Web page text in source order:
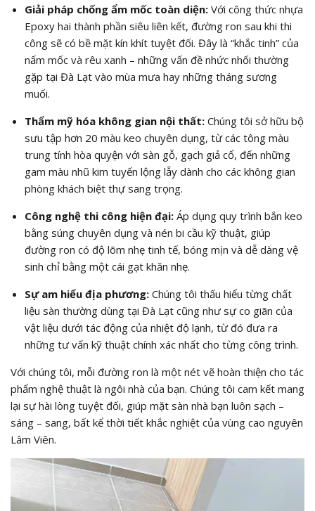
Giải pháp chống ẩm mốc toàn diện:Với công thức nhựa
Epoxy hai thành phần siêu liên kết, đường ron sau khi thi
công sẽ có bề mặt kín khít tuyệt đối. Đây là “khắc tinh” của
nấm mốc và rêu xanh – những vấn đề nhức nhối thường
gặp tại Đà Lạt vào mùa mưa hay những tháng sương
muối.
Thẩm mỹ hóa không gian nội thất:Chúng tôi sở hữu bộ
sưu tập hơn 20 màu keo chuyên dụng, từ các tông màu
trung tính hòa quyện với sàn gỗ, gạch giả cổ, đến những
gam màu nhũ kim tuyến lộng lẫy dành cho các không gian
phòng khách biệt thự sang trọng.
Công nghệ thi công hiện đại:Áp dụng quy trình bắn keo
bằng súng chuyên dụng và nén bi cầu kỹ thuật, giúp
đường ron có độ lõm nhẹ tinh tế, bóng mịn và dễ dàng vệ
sinh chỉ bằng một cái gạt khăn nhẹ.
Sự am hiểu địa phương:Chúng tôi thấu hiểu từng chất
liệu sàn thường dùng tại Đà Lạt cũng như sự co giãn của
vật liệu dưới tác động của nhiệt độ lạnh, từ đó đưa ra
những tư vấn kỹ thuật chính xác nhất cho từng công trình.
Với chúng tôi, mỗi đường ron là một nét vẽ hoàn thiện cho tác
phẩm nghệ thuật là ngôi nhà của bạn. Chúng tôi cam kết mang
lại sự hài lòng tuyệt đối, giúp mặt sàn nhà bạn luôn sạch –
sáng – sang, bất kể thời tiết khắc nghiệt của vùng cao nguyên
Lâm Viên.